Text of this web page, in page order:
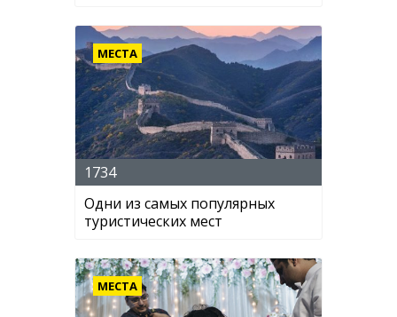
МЕСТА
1734
Одни из самых популярных
туристических мест
МЕСТА